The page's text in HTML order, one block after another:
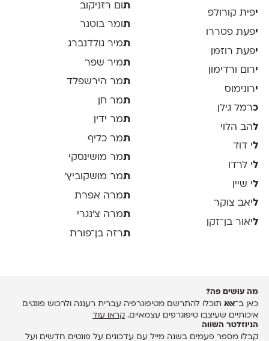
יפית קורולפ
יפעת פטררו
יפעת רוזמן
ירום ורדימון
ירונימוס
כרמל גילן
להב הלוי
לי דוד
לי לרדו
לי שיין
ליאב צוקר
ליאור בן־זקן
ת ום רזניקוב
תומר בוטנר
תמיר גולדנברג
תמיר שפר
תמר הירשפלד
תמר חן
תמר ידין
תמר כליף
תמר מושינסקי
תמר מושקוביץ'
תמרה אפרת
תמרה צ׳נגרי
תרזה בן־פורת
מה עושים פה?
כאן ב־אאאתוכלו להתרשם מטיפוגרפיה עברית רעננה ולרכוש פונטים
איכותיים שעיצבו טיפוגרפים עצמאיים. קראו עוד
הניוזלטר השווה
קבלו מספר פעמים בשנה מייל עם עדכונים על פונטים חדשים ועל